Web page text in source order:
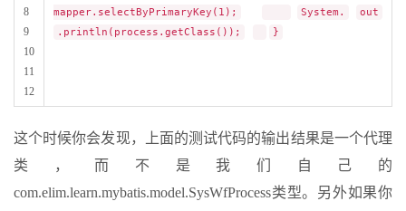
8
9
10
11
12
mapper.selectByPrimaryKey(1);
System.
out
.println(process.getClass());
}
这个时候你会发现，上面的测试代码的输出结果是一个代理
类，而不是我们自己的
com.elim.learn.mybatis.model.SysWfProcess类型。另外如果你